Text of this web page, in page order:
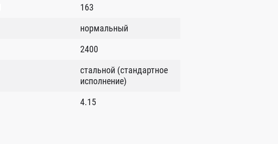
163
нормальный
2400
стальной (стандартное
исполнение)
4.15